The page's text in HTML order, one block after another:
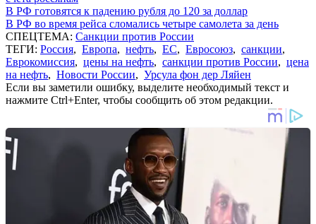
В РФ готовятся к падению рубля до 120 за доллар
В РФ во время рейса сломались четыре самолета за день
СПЕЦТЕМА: Санкции против России
ТЕГИ: Россия, Европа, нефть, ЕС, Евросоюз, санкции,
Еврокомиссия, цены на нефть, санкции против России, цена
на нефть, Новости России, Урсула фон дер Ляйен
Если вы заметили ошибку, выделите необходимый текст и
нажмите Ctrl+Enter, чтобы сообщить об этом редакции.